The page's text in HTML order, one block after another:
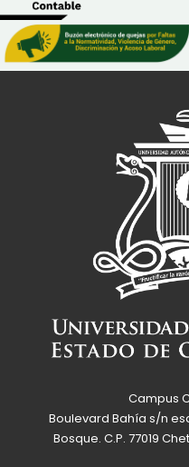
Campus
Boulevard Bahía s/n
Bosque. C.P. 77019